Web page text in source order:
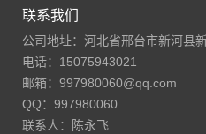
联系我们
公司地址：河北省邢台市新河县
电话：15075943021
邮箱：997980060@qq.com
QQ：997980060
联系人：陈永飞